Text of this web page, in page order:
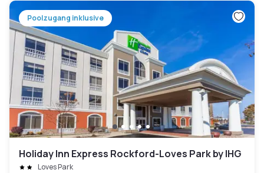
Poolzugang inklusive
Holiday Inn Express Rockford-Loves Park by IHG
Loves Park